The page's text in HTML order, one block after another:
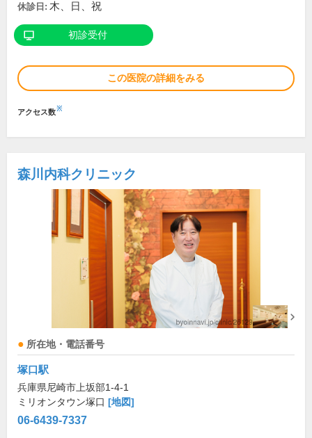
休診日: 木、日、祝
初診受付
この医院の詳細をみる
アクセス数※
森川内科クリニック
所在地・電話番号
塚口駅
兵庫県尼崎市上坂部1-4-1
ミリオンタウン塚口 [地図]
06-6439-7337